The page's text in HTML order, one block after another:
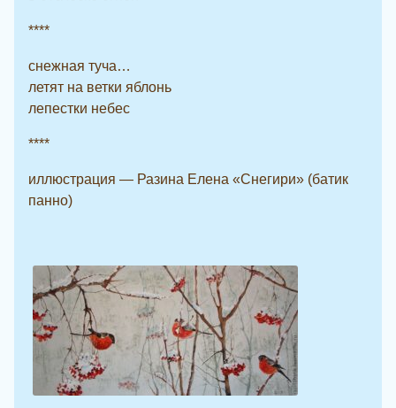
****
снежная туча…
летят на ветки яблонь
лепестки небес
****
иллюстрация — Разина Елена «Снегири» (батик
панно)